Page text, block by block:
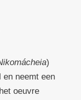
)
en neemt een
oeuvre